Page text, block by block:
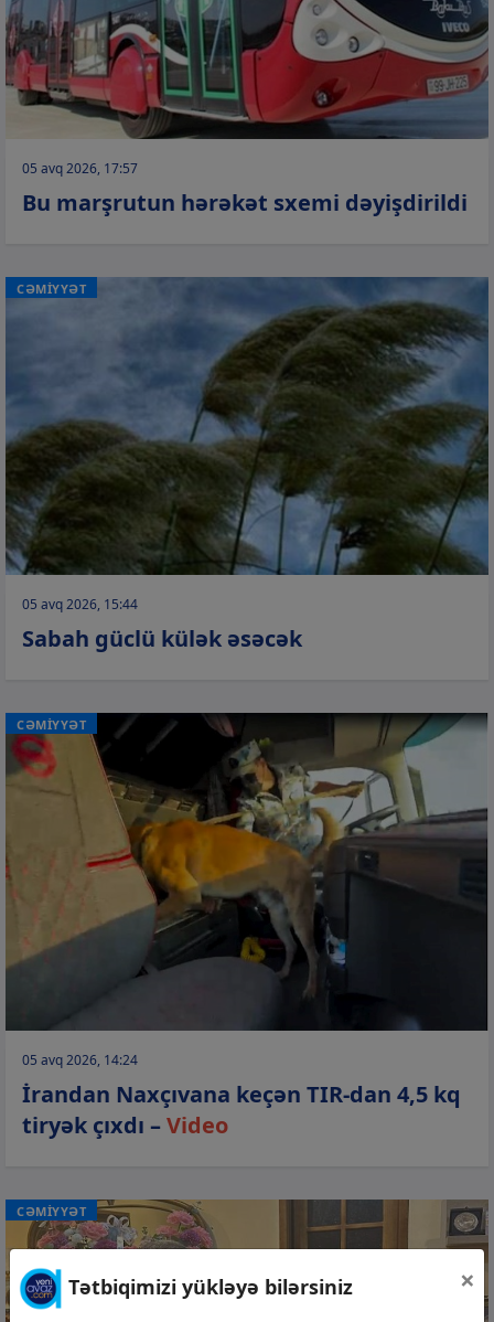
05 avq 2026, 17:57
Bu marşrutun hərəkət sxemi dəyişdirildi
CƏMİYYƏT
05 avq 2026, 15:44
Sabah güclü külək əsəcək
CƏMİYYƏT
05 avq 2026, 14:24
İrandan Naxçıvana keçən TIR-dan 4,5 kq
tiryək çıxdı –Video
CƏMİYYƏT
Tətbiqimizi yükləyə bilərsiniz ×